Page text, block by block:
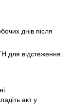
днів після
для відстеження.
акт у